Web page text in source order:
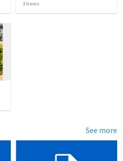
3 items
See more